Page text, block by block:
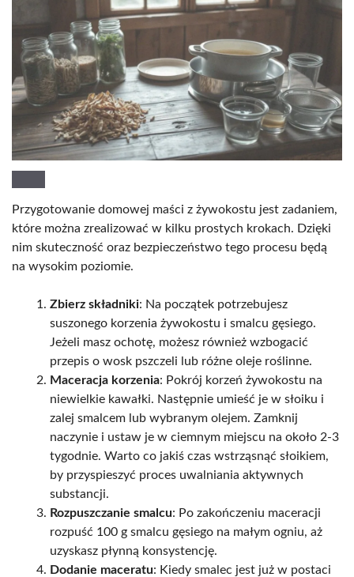
Przygotowanie domowej maści z żywokostu jest zadaniem,
które można zrealizować w kilku prostych krokach. Dzięki
nim skuteczność oraz bezpieczeństwo tego procesu będą
na wysokim poziomie.
Zbierz składniki: Na początek potrzebujesz
suszonego korzenia żywokostu i smalcu gęsiego.
Jeżeli masz ochotę, możesz również wzbogacić
przepis o wosk pszczeli lub różne oleje roślinne.
Maceracja korzenia: Pokrój korzeń żywokostu na
niewielkie kawałki. Następnie umieść je w słoiku i
zalej smalcem lub wybranym olejem. Zamknij
naczynie i ustaw je w ciemnym miejscu na około 2-3
tygodnie. Warto co jakiś czas wstrząsnąć słoikiem,
by przyspieszyć proces uwalniania aktywnych
substancji.
Rozpuszczanie smalcu: Po zakończeniu maceracji
rozpuść 100 g smalcu gęsiego na małym ogniu, aż
uzyskasz płynną konsystencję.
Dodanie maceratu: Kiedy smalec jest już w postaci